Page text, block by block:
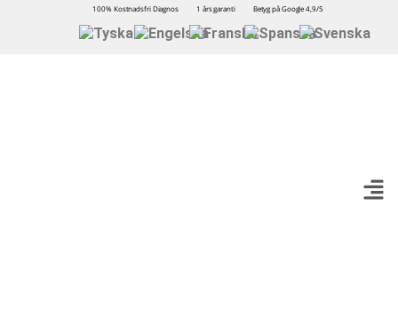
100% Kostnadsfri Diagnos 1 års garanti Betyg på Google 4,9/5